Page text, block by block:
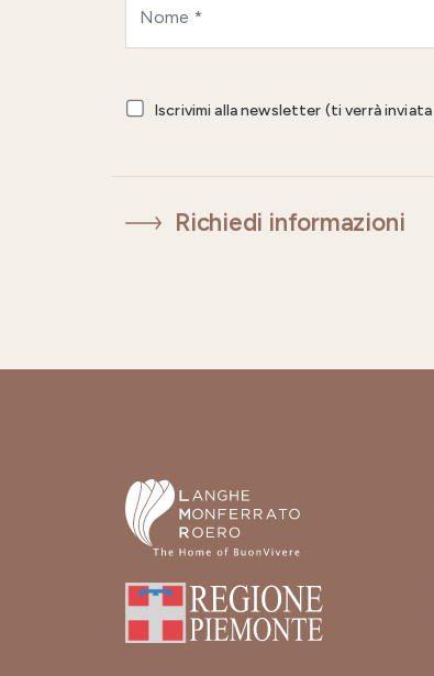
Iscrivimi alla newsletter (ti verrà
Richiedi informazioni